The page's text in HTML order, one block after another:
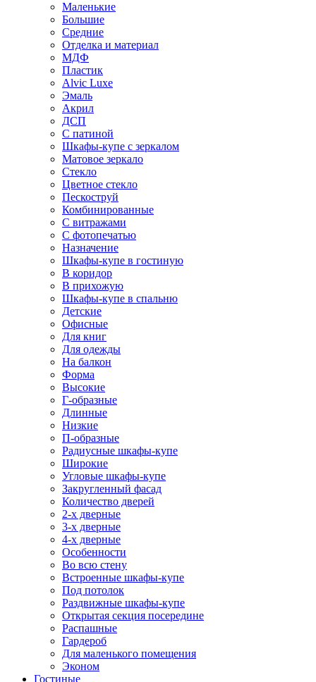
Маленькие
Большие
Средние
Отделка и материал
МДФ
Пластик
Alvic Luxe
Эмаль
Акрил
ДСП
С патиной
Шкафы-купе с зеркалом
Матовое зеркало
Стекло
Цветное стекло
Пескоструй
Комбинированные
С витражами
С фотопечатью
Назначение
Шкафы-купе в гостиную
В коридор
В прихожую
Шкафы-купе в спальню
Детские
Офисные
Для книг
Для одежды
На балкон
Форма
Высокие
Г-образные
Длинные
Низкие
П-образные
Радиусные шкафы-купе
Широкие
Угловые шкафы-купе
Закругленный фасад
Количество дверей
2-х дверные
3-х дверные
4-х дверные
Особенности
Во всю стену
Встроенные шкафы-купе
Под потолок
Раздвижные шкафы-купе
Открытая секция посередине
Распашные
Гардероб
Для маленького помещения
Эконом
Гостиные